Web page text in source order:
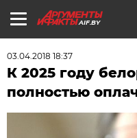
AIF.BY
03.04.2018 18:37
К 2025 году
полностью